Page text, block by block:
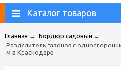
Каталог товаров
Главная → Бордюр садовый →
Разделитель газонов с
м в Краснодаре